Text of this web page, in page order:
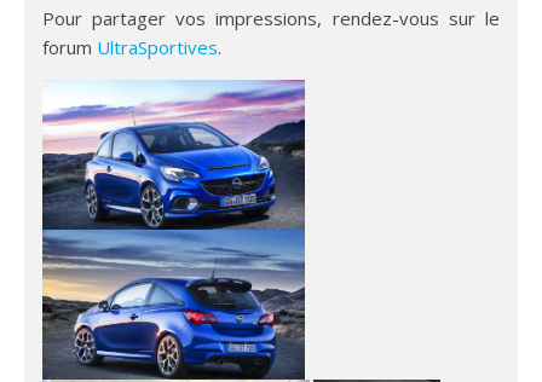
Pour partager vos impressions, rendez-vous sur le
forum UltraSportives.